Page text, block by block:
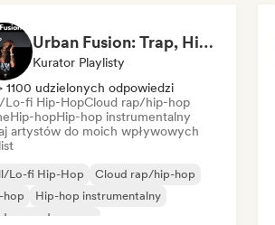
Urban Fusion: Trap, Hip Hop, Euro & Rap
Kurator Playlisty
1100 udzielonych odpowiedzi
Lo-fi Hip-HopCloud rap/hip-hop
Hip-hopHip-hop instrumentalny
artystów do moich wpływowych
Lo-fi Hip-Hop
Cloud rap/hip-hop
hop
Hip-hop instrumentalny
rap